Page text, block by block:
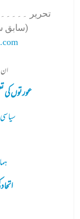
تحریر
(سابق
ان
عورتوں کی